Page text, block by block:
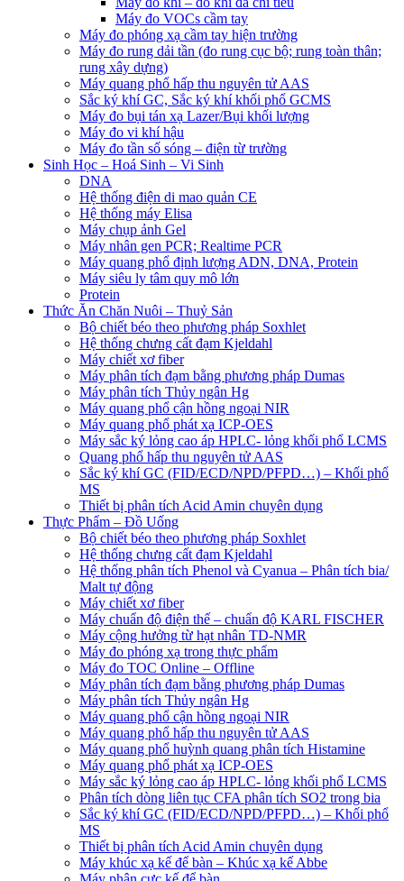
Máy đo VOCs cầm tay
Máy đo phóng xạ cầm tay hiện trường
Máy đo rung dải tần (đo rung cục bộ; rung toàn thân;
rung xây dựng)
Máy quang phổ hấp thu nguyên tử AAS
Sắc ký khí GC, Sắc ký khí khối phổ GCMS
Máy đo bụi tán xạ Lazer/Bụi khối lượng
Máy đo vi khí hậu
Máy đo tần số sóng – điện từ trường
Sinh Học – Hoá Sinh – Vi Sinh
DNA
Hệ thống điện di mao quản CE
Hệ thống máy Elisa
Máy chụp ảnh Gel
Máy nhân gen PCR; Realtime PCR
Máy quang phổ định lượng ADN, DNA, Protein
Máy siêu ly tâm quy mô lớn
Protein
Thức Ăn Chăn Nuôi – Thuỷ Sản
Bộ chiết béo theo phương pháp Soxhlet
Hệ thống chưng cất đạm Kjeldahl
Máy chiết xơ fiber
Máy phân tích đạm bằng phương pháp Dumas
Máy phân tích Thủy ngân Hg
Máy quang phổ cận hồng ngoại NIR
Máy quang phổ phát xạ ICP-OES
Máy sắc ký lỏng cao áp HPLC- lỏng khối phổ LCMS
Quang phổ hấp thu nguyên tử AAS
Sắc ký khí GC (FID/ECD/NPD/PFPD…) – Khối phổ
MS
Thiết bị phân tích Acid Amin chuyên dụng
Thực Phẩm – Đồ Uống
Bộ chiết béo theo phương pháp Soxhlet
Hệ thống chưng cất đạm Kjeldahl
Hệ thống phân tích Phenol và Cyanua – Phân tích bia/
Malt tự động
Máy chiết xơ fiber
Máy chuẩn độ điện thế – chuẩn độ KARL FISCHER
Máy cộng hưởng từ hạt nhân TD-NMR
Máy đo phóng xạ trong thực phẩm
Máy đo TOC Online – Offline
Máy phân tích đạm bằng phương pháp Dumas
Máy phân tích Thủy ngân Hg
Máy quang phổ cận hồng ngoại NIR
Máy quang phổ hấp thu nguyên tử AAS
Máy quang phổ huỳnh quang phân tích Histamine
Máy quang phổ phát xạ ICP-OES
Máy sắc ký lỏng cao áp HPLC- lỏng khối phổ LCMS
Phân tích dòng liên tục CFA phân tích SO2 trong bia
Sắc ký khí GC (FID/ECD/NPD/PFPD…) – Khối phổ
MS
Thiết bị phân tích Acid Amin chuyên dụng
Máy khúc xạ kế để bàn – Khúc xạ kế Abbe